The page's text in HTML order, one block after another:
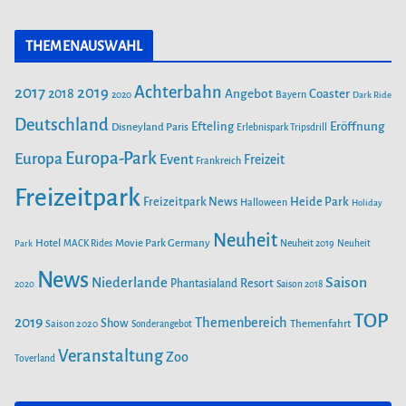
SAISONSTART IM PLAYMOBIL-FUNPARK
FÜR MASSIVEN SCHADEN
FREIZEITPARK PLOHN BAUT WELTNEUHEIT! ERSTER MULTI
LAUNCH WASSERACHTERBAHN!
AUS DEM WELTALL NACH ZIRNDORF:
BESUCHT DEN PLAYMOBIL-FUNPARK
c
o
o
s
t
g
r
m
u
T
b
e
THEMENAUSWAHL
2017 2018 2019 2020 Achterbahn Angebot Bayern Coaster Dark Ride
Deutschland Disneyland Paris Efteling Erlebnispark Tripsdrill Eröffnung
Europa Europa-Park Event Frankreich Freizeit
Freizeitpark Freizeitpark News Halloween Heide Park Holiday
Park Hotel MACK Rides Movie Park Germany Neuheit Neuheit 2019 Neuheit
2020 News Niederlande Phantasialand Resort Saison 2018 Saison
2019 Saison 2020 Show Sonderangebot Themenbereich Themenfahrt TOP
Toverland VeranstaltungZoo